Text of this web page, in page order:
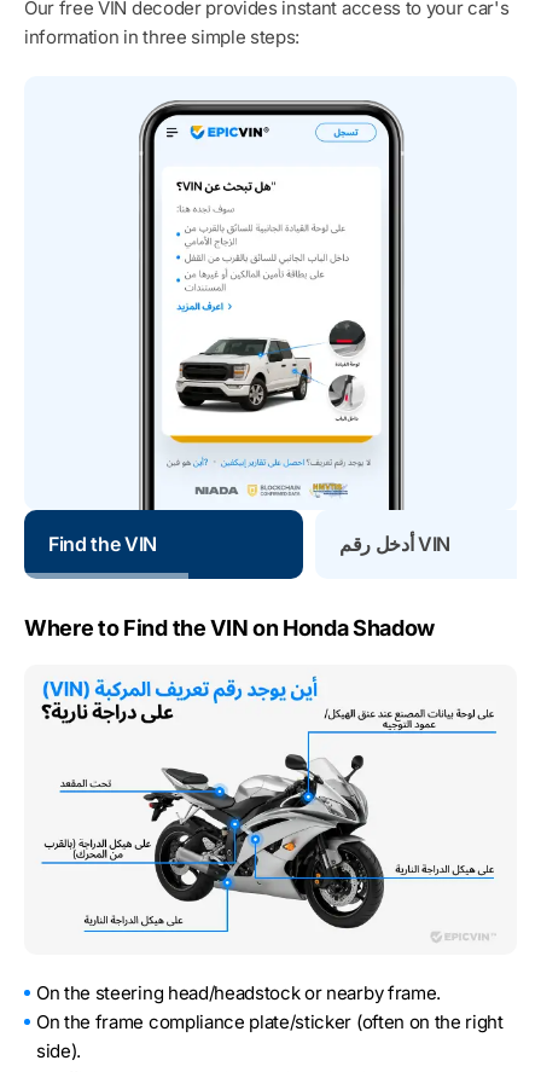
Our free VIN decoder provides instant access to your car's
information in three simple steps:
Find the VIN أدخل رقم VIN
Where to Find the VIN on Honda Shadow
On the steering head/headstock or nearby frame.
On the frame compliance plate/sticker (often on the right
side).